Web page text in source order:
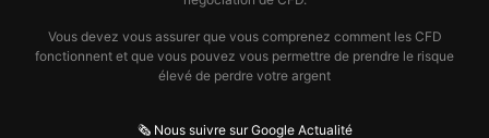
Vous devez vous assurer que vous comprenez comment les CFD
fonctionnent et que vous pouvez vous permettre de prendre le risque
élevé de perdre votre argent
🗞️ Nous suivre sur Google Actualité